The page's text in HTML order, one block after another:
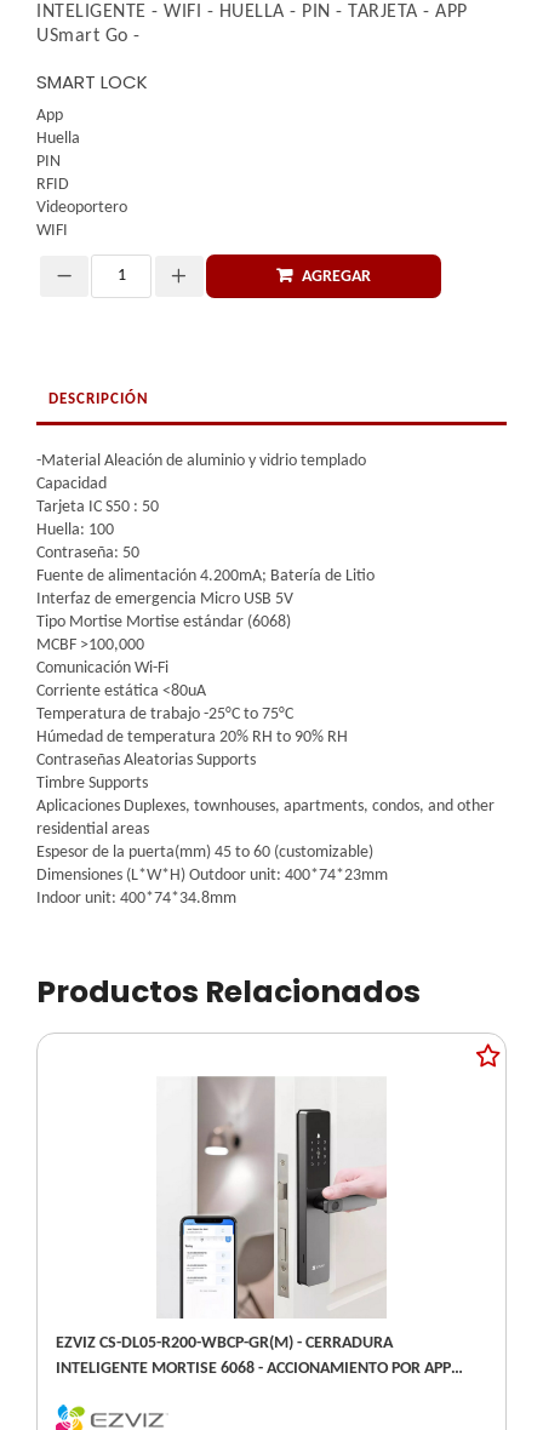
INTELIGENTE - WIFI - HUELLA - PIN - TARJETA - APP
USmart Go -
SMART LOCK
App
Huella
PIN
RFID
Videoportero
WIFI
AGREGAR
DESCRIPCIÓN
-Material Aleación de aluminio y vidrio templado
Capacidad
Tarjeta IC S50 : 50
Huella: 100
Contraseña: 50
Fuente de alimentación 4.200mA; Batería de Litio
Interfaz de emergencia Micro USB 5V
Tipo Mortise Mortise estándar (6068)
MCBF >100,000
Comunicación Wi-Fi
Corriente estática <80uA
Temperatura de trabajo -25°C to 75°C
Húmedad de temperatura 20% RH to 90% RH
Contraseñas Aleatorias Supports
Timbre Supports
Aplicaciones Duplexes, townhouses, apartments, condos, and other
residential areas
Espesor de la puerta(mm) 45 to 60 (customizable)
Dimensiones (L*W*H) Outdoor unit: 400*74*23mm
Indoor unit: 400*74*34.8mm
Productos Relacionados
EZVIZ CS-DL05-R200-WBCP-GR(M) - CERRADURA
INTELIGENTE MORTISE 6068 - ACCIONAMIENTO POR APP